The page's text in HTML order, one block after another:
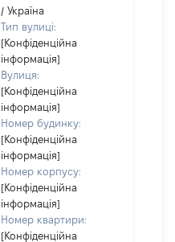
/ Україна
Тип вулиці:
[Конфіденційна
інформація]
Вулиця:
[Конфіденційна
інформація]
Номер будинку:
[Конфіденційна
інформація]
Номер корпусу:
[Конфіденційна
інформація]
Номер квартири:
[Конфіденційна